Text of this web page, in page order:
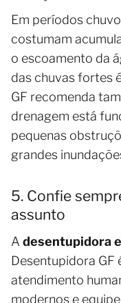
Em períodos
costumam
o escoamento da
das chuvas fortes
GF recomenda
drenagem está
pequenas
grandes
5. Confie
assunto
A desentupidora
Desentupidora GF
atendimento
modernos e